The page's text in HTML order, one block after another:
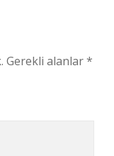
Gerekli alanlar*